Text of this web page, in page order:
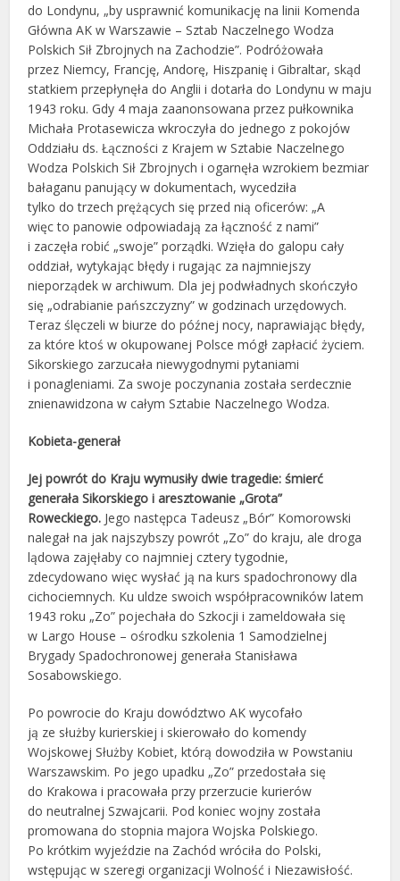
do Londynu, „by usprawnić komunikację na linii Komenda
Główna AK w Warszawie – Sztab Naczelne­go Wodza
Polskich Sił Zbrojnych na Zachodzie”. Podróżowała
przez Niemcy, Francję, Andorę, Hiszpanię i Gi­braltar, skąd
statkiem przepłynęła do Anglii i dotarła do Londynu w maju
1943 roku. Gdy 4 maja zaanonso­wana przez pułkownika
Michała Protasewicza wkroczyła do jednego z pokojów
Oddziału ds. Łączności z Kra­jem w Sztabie Naczelnego
Wodza Polskich Sił Zbrojnych i ogarnęła wzrokiem bezmiar
bałaganu panujący w doku­mentach, wycedziła
tylko do trzech prężących się przed nią oficerów: „A
więc to panowie odpowiadają za łącz­ność z nami”
i zaczęła robić „swoje” porządki. Wzięła do galopu cały
oddział, wytykając błędy i rugając za naj­mniejszy
nieporządek w archiwum. Dla jej podwładnych skończyło
się „odrabianie pańszczy­zny” w godzinach urzędowych.
Teraz ślęczeli w biurze do późnej nocy, naprawiając błędy,
za które ktoś w oku­powanej Polsce mógł zapłacić życiem.
Sikorskiego zarzucała niewygodnymi pytaniami
i ponagleniami. Za swo­je poczynania zo­stała serdecznie
znienawidzona w całym Sztabie Naczelnego Wodza.
Kobieta-generał
Jej powrót do Kraju wymusiły dwie tragedie: śmierć
generała Sikorskiego i aresztowanie „Grota”
Roweckiego. Jego następca Tadeusz „Bór” Komorowski
nalegał na jak najszybszy powrót „Zo” do kraju, ale droga
lądowa za­jęłaby co najmniej cztery tygodnie,
zdecydowano więc wysłać ją na kurs spadochronowy dla
cichociemnych. Ku uldze swoich współpracowników latem
1943 roku „Zo” pojechała do Szkocji i zameldowała się
w Largo Ho­use – ośrodku szkolenia 1 Samodzielnej
Brygady Spadochronowej generała Stanisława
Sosabowskiego.
Po powrocie do Kraju dowództwo AK wycofało
ją ze służby kurierskiej i skierowało do komendy
Wojskowej Służby Kobiet, którą dowodziła w Powstaniu
Warszawskim. Po jego upadku „Zo” przedostała się
do Krakowa i pra­cowała przy przerzucie kurierów
do neutralnej Szwajcarii. Pod koniec wojny została
promowana do stopnia ma­jora Wojska Polskiego.
Po krótkim wyjeździe na Zachód wróciła do Polski,
wstępując w szeregi organizacji Wol­ność i Niezawisłość.